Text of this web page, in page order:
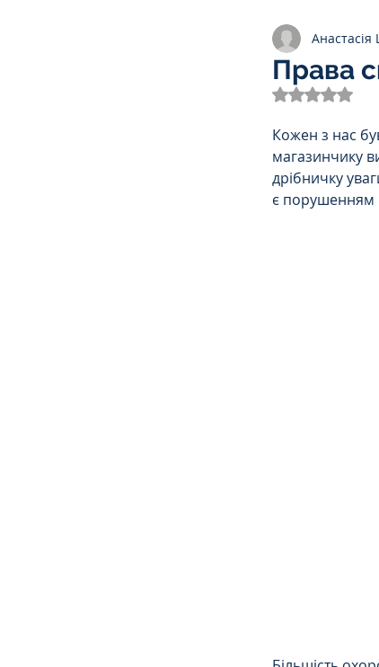
Податкове
Спортивне право
Права
Оцінка:
Кожен з нас
магазинчику
дрібничку
є порушенням